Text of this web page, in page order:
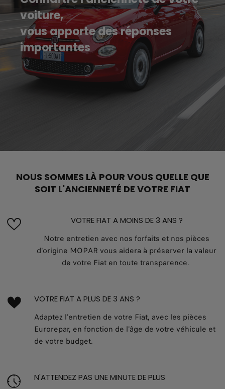
voiture,
vous apporte des réponses
importantes
NOUS SOMMES LÀ POUR VOUS QUELLE QUE
SOIT L'ANCIENNETÉ DE VOTRE FIAT
VOTRE FIAT A MOINS DE 3 ANS ?
Notre entretien avec nos forfaits et nos pièces
d'origine MOPAR vous aidera à préserver la valeur
de votre Fiat en toute transparence.
VOTRE FIAT A PLUS DE 3 ANS ?
Adaptez l'entretien de votre Fiat, avec les pièces
Eurorepar, en fonction de l'âge de votre véhicule et
de votre budget.
N'ATTENDEZ PAS UNE MINUTE DE PLUS